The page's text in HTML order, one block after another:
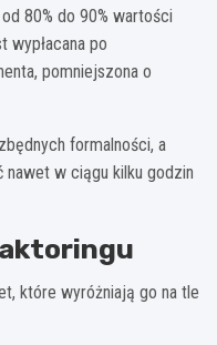
80% do 90% wartości
wypłacana po
pomniejszona o
formalności, a
nawet w ciągu kilku godzin
które wyróżniają go na tle